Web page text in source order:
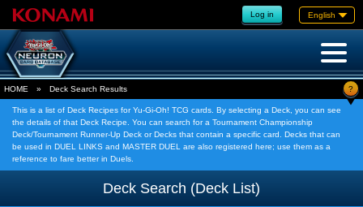
Log in English
HOME » Deck Search Results ?
This is a list of Deck Recipes for Yu-Gi-Oh! TCG cards. By selecting a Deck, you can see
the details of that Deck Recipe. You can search for a Tournament Championship
Deck/Tournament Runner-Up Deck or Decks that contain a specific card. Decks that can
be used in DUEL LINKS and MASTER DUEL are also registered here; use them as a
reference to fare better in Duels.
Deck Search (Deck List)